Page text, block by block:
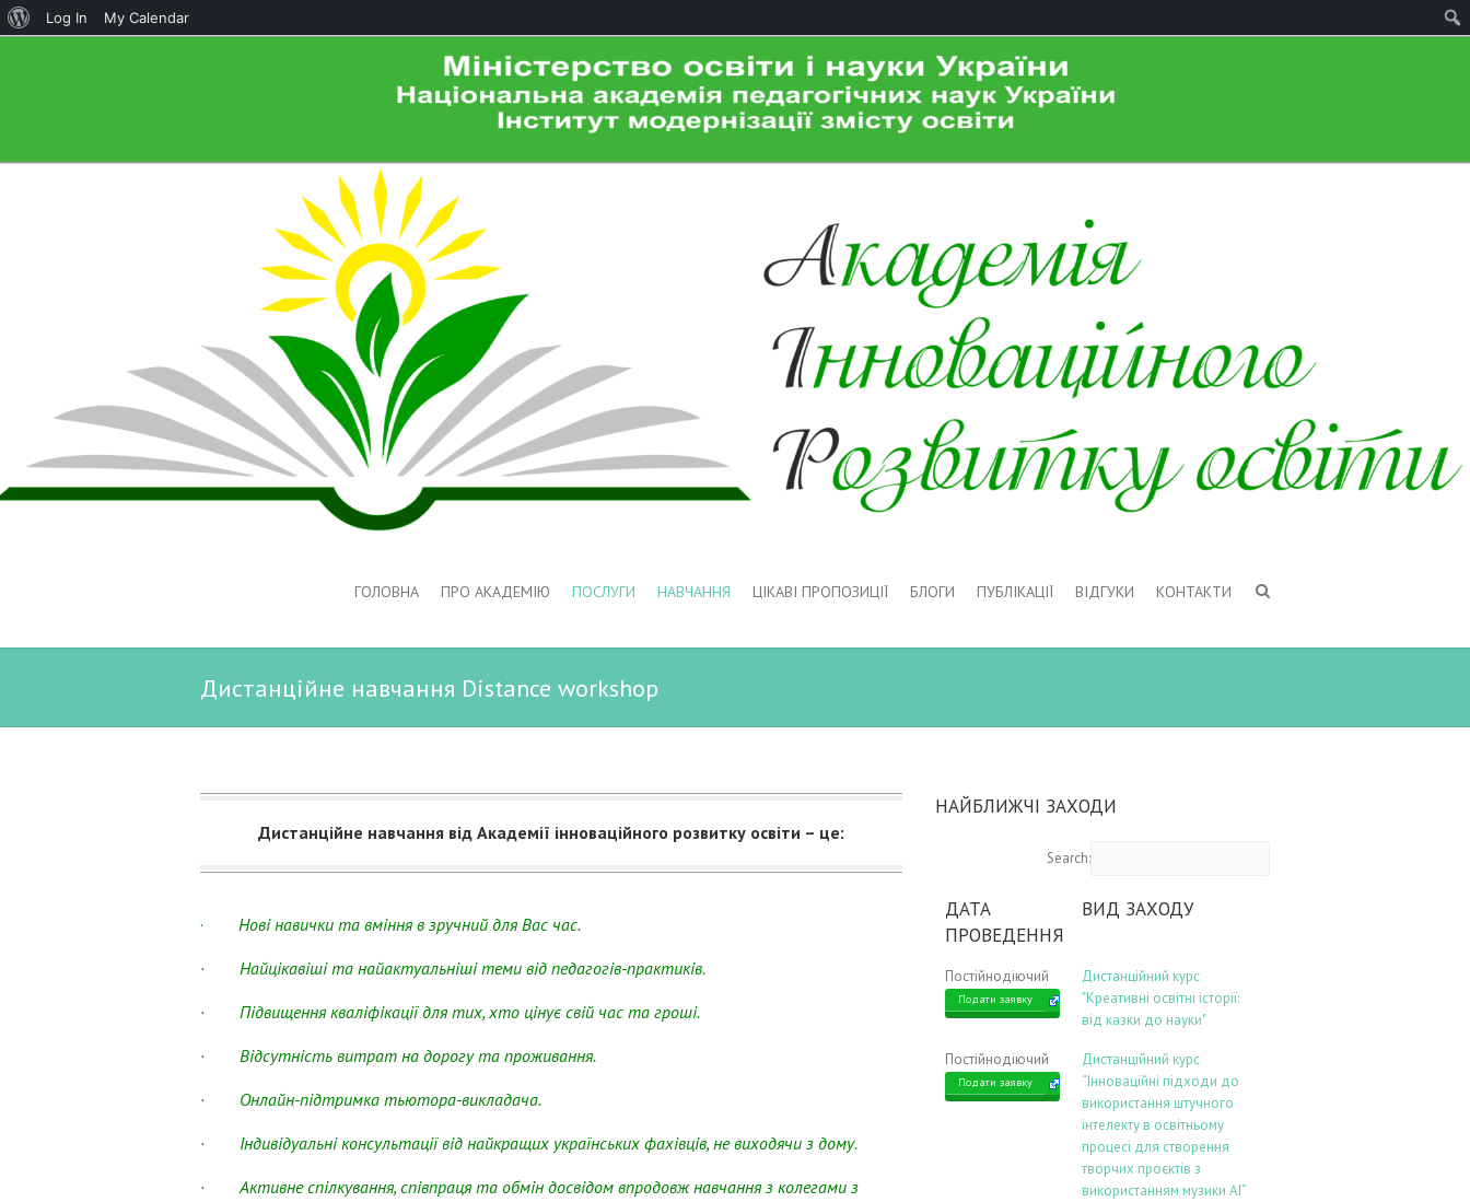
ГОЛОВНА ПРО АКАДЕМІЮ ПОСЛУГИ НАВЧАННЯ ЦІКАВІ ПРОПОЗИЦІЇ БЛОГИ ПУБЛІКАЦІЇ ВІДГУКИ КОНТАКТИ
Дистанційне навчання Distance workshop
Дистанційне навчання від Академії інноваційного розвитку освіти – це:
· Нові навички та вміння в зручний для Вас час.
· Найцікавіші та найактуальніші теми від педагогів-практиків.
· Підвищення кваліфікації для тих, хто цінує свій час та гроші.
· Відсутність витрат на дорогу та проживання.
· Онлайн-підтримка тьютора-викладача.
· Індивідуальні консультації від найкращих українських фахівців, не виходячи з дому.
· Активне спілкування, співпраця та обмін досвідом впродовж навчання з колегами з
НАЙБЛИЖЧІ ЗАХОДИ
Search:
ДАТА
ПРОВЕДЕННЯ
ВИД ЗАХОДУ
Постійнодіючий
Подати заявку
Дистанційний курс
"Креативні освітні історії:
від казки до науки"
Постійнодіючий
Подати заявку
Дистанційний курс
“Інноваційні підходи до
використання штучного
інтелекту в освітньому
процесі для створення
творчих проєктів з
використанням музики АІ”
About
Log In My Calendar